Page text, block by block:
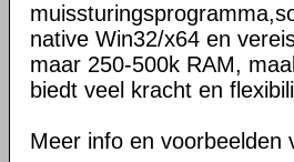
native Win32/x64 en
maar 250-500k RAM,
biedt veel kracht en
Meer info en voorbeelden